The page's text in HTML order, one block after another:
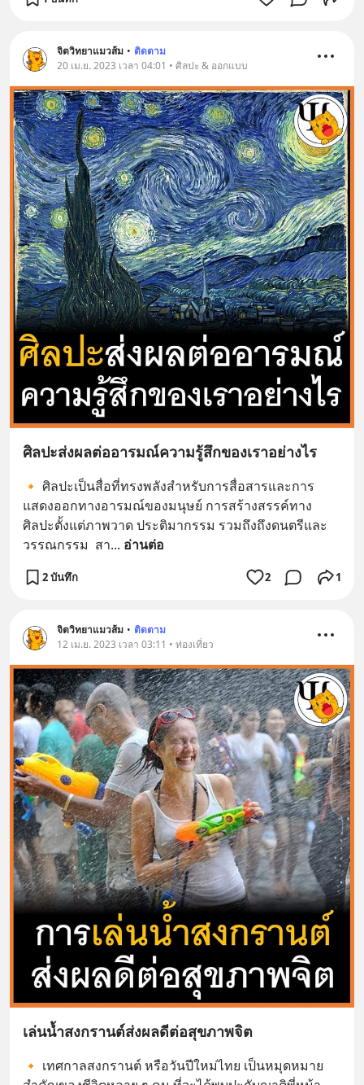
จิตวิทยาแมวส้ม • ติดตาม
20 เม.ย. 2023 เวลา 04:01 • ศิลปะ & ออกแบบ
ศิลปะส่งผลต่ออารมณ์ความรู้สึกของเราอย่างไร
🔸 ศิลปะเป็นสื่อที่ทรงพลังสำหรับการสื่อสารและการ
แสดงออกทางอารมณ์ของมนุษย์ การสร้างสรรค์ทาง
ศิลปะตั้งแต่ภาพวาด ประติมากรรม รวมถึงถึงดนตรีและ
วรรณกรรม  สา... อ่านต่อ
2 บันทึก 2 1
จิตวิทยาแมวส้ม • ติดตาม
12 เม.ย. 2023 เวลา 03:11 • ท่องเที่ยว
เล่นน้ำสงกรานต์ส่งผลดีต่อสุขภาพจิต
🔸 เทศกาลสงกรานต์ หรือวันปีใหม่ไทย เป็นหมุดหมาย